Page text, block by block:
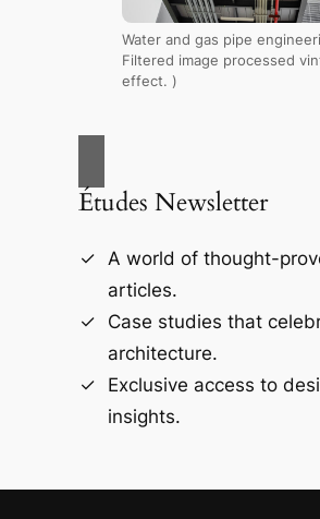
Water and gas pipe
Filtered image processed
effect. )
Études Newsletter
A world of thought-
articles.
Case studies that
architecture.
Exclusive access to
insights.